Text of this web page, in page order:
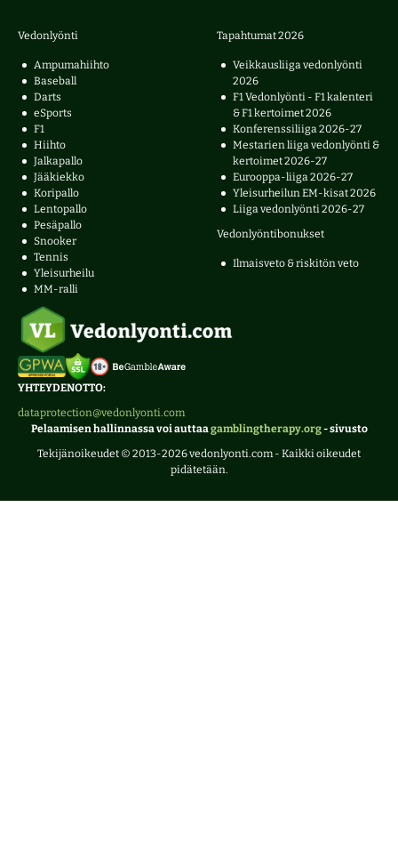
Vedonlyönti
Ampumahiihto
Baseball
Darts
eSports
F1
Hiihto
Jalkapallo
Jääkiekko
Koripallo
Lentopallo
Pesäpallo
Snooker
Tennis
Yleisurheilu
MM-ralli
Tapahtumat 2026
Veikkausliiga vedonlyönti
2026
F1 Vedonlyönti - F1 kalenteri
& F1 kertoimet 2026
Konferenssiliiga 2026-27
Mestarien liiga vedonlyönti &
kertoimet 2026-27
Eurooppa-liiga 2026-27
Yleisurheilun EM-kisat 2026
Liiga vedonlyönti 2026-27
Vedonlyöntibonukset
Ilmaisveto & riskitön veto
YHTEYDENOTTO:
dataprotection@vedonlyonti.com
Pelaamisen hallinnassa voi auttaagamblingtherapy.org- sivusto
Tekijänoikeudet © 2013-2026 vedonlyonti.com - Kaikki oikeudet
pidätetään.